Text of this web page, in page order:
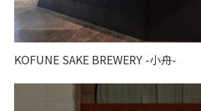
KOFUNE SAKE BREWERY -小舟-